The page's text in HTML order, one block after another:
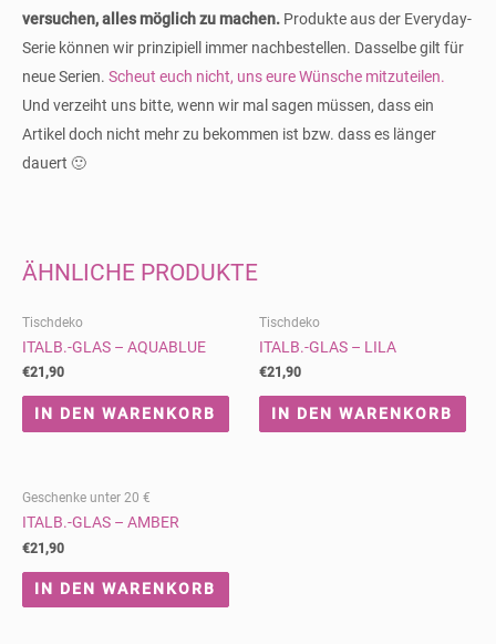
versuchen, alles möglich zu machen. Produkte aus der Everyday-
Serie können wir prinzipiell immer nachbestellen. Dasselbe gilt für
neue Serien. Scheut euch nicht, uns eure Wünsche mitzuteilen.
Und verzeiht uns bitte, wenn wir mal sagen müssen, dass ein
Artikel doch nicht mehr zu bekommen ist bzw. dass es länger
dauert 🙂
ÄHNLICHE PRODUKTE
Tischdeko
ITALB.-GLAS – AQUABLUE
€21,90
IN DEN WARENKORB
Tischdeko
ITALB.-GLAS – LILA
€21,90
IN DEN WARENKORB
Geschenke unter 20 €
ITALB.-GLAS – AMBER
€21,90
IN DEN WARENKORB